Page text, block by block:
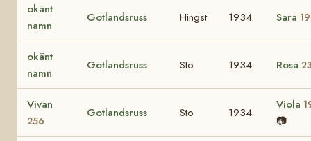
okänt
namn
Gotlandsruss Hingst 1934 Sara
okänt
namn
Gotlandsruss Sto 1934 Rosa
Vivan
256
Gotlandsruss Sto 1934
Viola
📷